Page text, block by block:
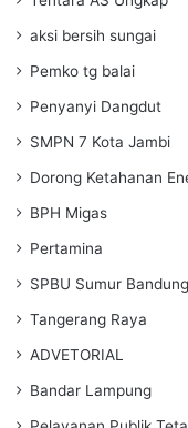
aksi bersih sungai
Pemko tg balai
Penyanyi Dangdut
SMPN 7 Kota Jambi
Dorong Ketahanan
BPH Migas
Pertamina
SPBU Sumur Bandung
Tangerang Raya
ADVETORIAL
Bandar Lampung